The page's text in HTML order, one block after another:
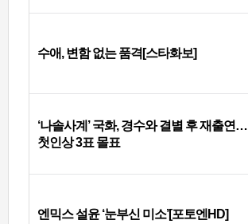
수애, 변함 없는 품격[스타화보]
‘나솔사계’ 국화, 경수와 결별 후 재출연…
첫인상 3표 몰표
엔믹스 설윤 ‘눈부신 미소’[포토엔HD]